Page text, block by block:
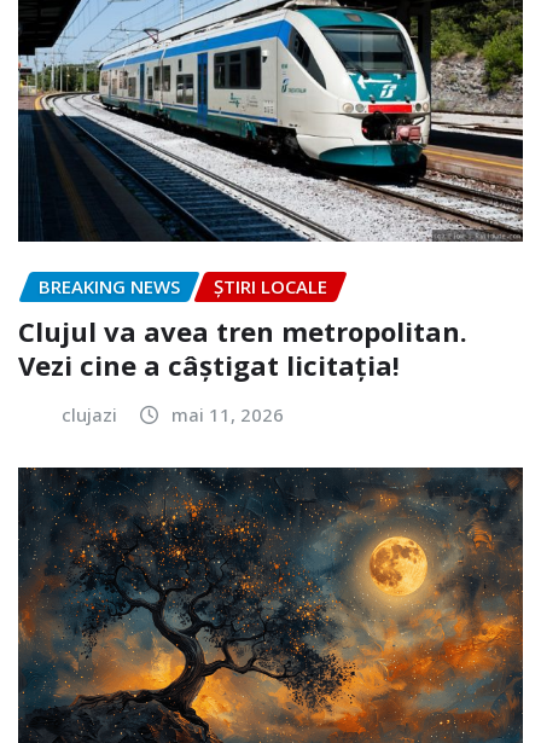
BREAKING NEWS ȘTIRI LOCALE
Clujul va avea tren metropolitan.
Vezi cine a câștigat licitația!
clujazi mai 11, 2026